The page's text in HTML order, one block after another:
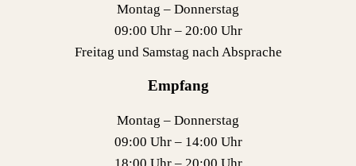
Montag – Donnerstag
09:00 Uhr – 20:00 Uhr
Freitag und Samstag nach Absprache
Empfang
Montag – Donnerstag
09:00 Uhr – 14:00 Uhr